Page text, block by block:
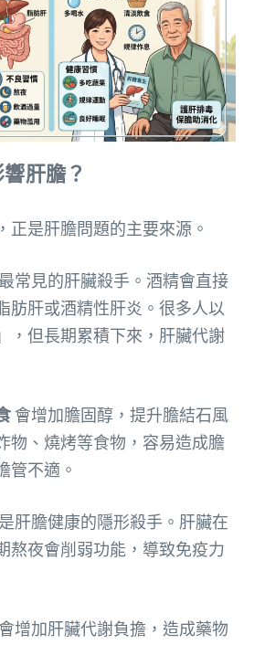
肝膽？
正是肝膽問題的主要來源。
常見的肝臟殺手。酒精會直接
肪肝或酒精性肝炎。很多人以
，但長期累積下來，肝臟代謝
會增加膽固醇，提升膽結石風
物、燒烤等食物，容易造成膽
管不適。
肝膽健康的隱形殺手。肝臟在
熬夜會削弱功能，導致免疫力
增加肝臟代謝負擔，造成藥物